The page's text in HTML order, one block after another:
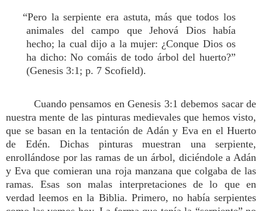
“Pero la serpiente era astuta, más que todos los
animales del campo que Jehová Dios había
hecho; la cual dijo a la mujer: ¿Conque Dios os
ha dicho: No comáis de todo árbol del huerto?”
(Genesis 3:1; p. 7 Scofield).
Cuando pensamos en Genesis 3:1 debemos sacar de
nuestra mente de las pinturas medievales que hemos visto,
que se basan en la tentación de Adán y Eva en el Huerto
de Edén. Dichas pinturas muestran una serpiente,
enrollándose por las ramas de un árbol, diciéndole a Adán
y Eva que comieran una roja manzana que colgaba de las
ramas. Esas son malas interpretaciones de lo que en
verdad leemos en la Biblia. Primero, no había serpientes